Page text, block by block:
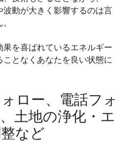
波動が大きく影響するのは言
を喜ばれているエネルギー
となくあなたを良い状態に
ロー、電話フォ
土地の浄化・エ
など